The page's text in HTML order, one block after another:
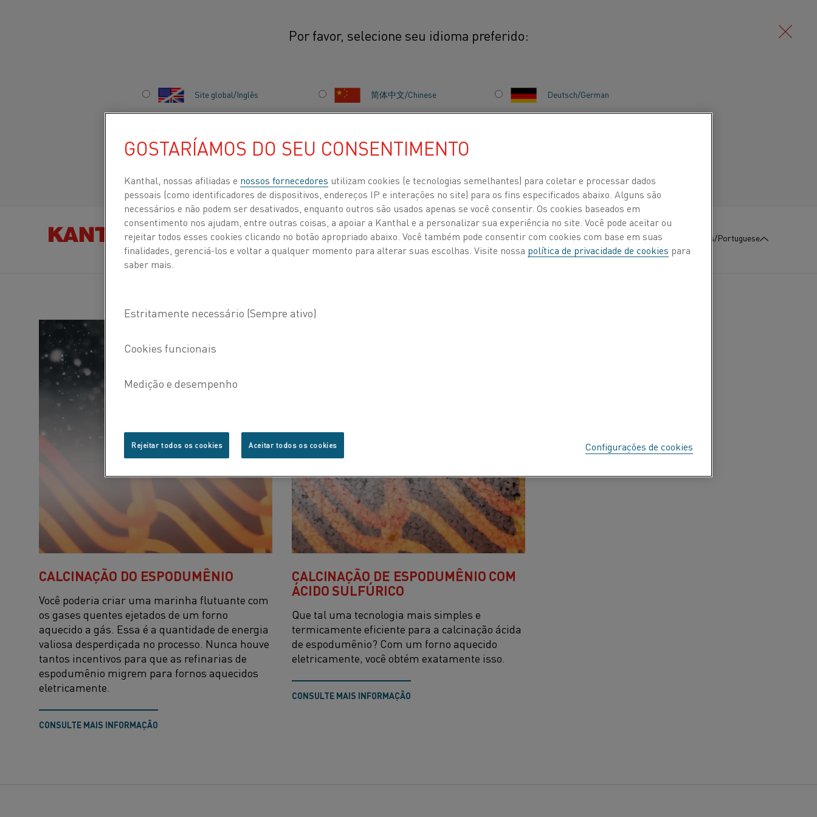
Por favor, selecione seu idioma preferido:
Site global/Inglês 简体中文/Chinese Deutsch/German
ENCONTRE PRODUTOS POR SOBRE NÓS CENTRO DE CONHECIMENTO : Contate-Nos Português/Portuguese
Refino de lítio
REFINO DE LÍTIO
A tecnologia de aquecimento elétrico ajuda a reduzir o
eficiência energética e boa produtividade, ao mesmo tempo
das soluções de aquecimento elétrico da Kanthal para
diferentes processos abaixo.
CALCINAÇÃO DO ESPODUMÊNIO
Você poderia criar uma marinha flutuante com
os gases quentes ejetados de um forno
aquecido a gás. Essa é a quantidade de energia
valiosa desperdiçada no processo. Nunca houve
tantos incentivos para que as refinarias de
espodumênio migrem para fornos aquecidos
eletricamente.
CONSULTE MAIS INFORMAÇÃO
CALCINAÇÃO DE ESPODUMÊNIO COM
ÁCIDO SULFÚRICO
Que tal uma tecnologia mais simples e
termicamente eficiente para a calcinação ácida
de espodumênio? Com um forno aquecido
eletricamente, você obtém exatamente isso.
CONSULTE MAIS INFORMAÇÃO
GOSTARÍAMOS DO SEU CONSENTIMENTO
Kanthal, nossas afiliadas e nossos fornecedores utilizam cookies (e tecnologias semelhantes) para coletar e processar dados
pessoais (como identificadores de dispositivos, endereços IP e interações no site) para os fins especificados abaixo. Alguns são
necessários e não podem ser desativados, enquanto outros são usados apenas se você consentir. Os cookies baseados em
consentimento nos ajudam, entre outras coisas, a apoiar a Kanthal e a personalizar sua experiência no site. Você pode aceitar ou
rejeitar todos esses cookies clicando no botão apropriado abaixo. Você também pode consentir com cookies com base em suas
finalidades, gerenciá-los e voltar a qualquer momento para alterar suas escolhas. Visite nossa política de privacidade de cookies para
saber mais.
Configurações de cookies
Rejeitar todos os cookies Aceitar todos os cookies